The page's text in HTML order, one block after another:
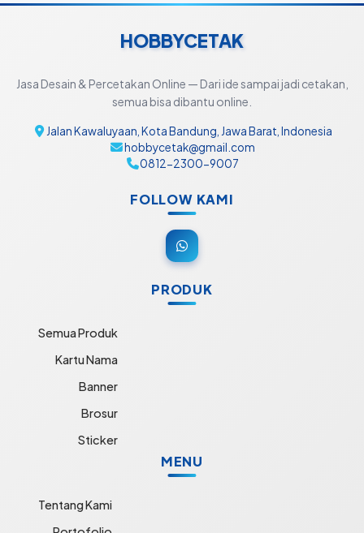
HOBBYCETAK
Jasa Desain & Percetakan Online — Dari ide sampai jadi cetakan,
semua bisa dibantu online.
Jalan Kawaluyaan, Kota Bandung, Jawa Barat, Indonesia
hobbycetak@gmail.com
0812-2300-9007
FOLLOW KAMI
PRODUK
Semua Produk
Kartu Nama
Banner
Brosur
Sticker
MENU
Tentang Kami